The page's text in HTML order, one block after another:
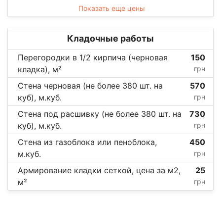
Показать еще цены
Кладочные работы
Перегородки в 1/2 кирпича (черновая
кладка), м²
150
грн
Стена черновая (не более 380 шт. на
куб), м.куб.
570
грн
Стена под расшивку (не более 380 шт. на
куб), м.куб.
730
грн
Стена из газоблока или пеноблока,
м.куб.
450
грн
Армирование кладки сеткой, цена за м2,
м²
25
грн